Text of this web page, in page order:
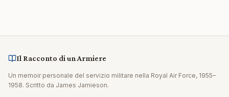
Il Racconto di un Armiere
Un memoir personale del servizio militare nella Royal Air Force, 1955–
1958. Scritto da James Jamieson.